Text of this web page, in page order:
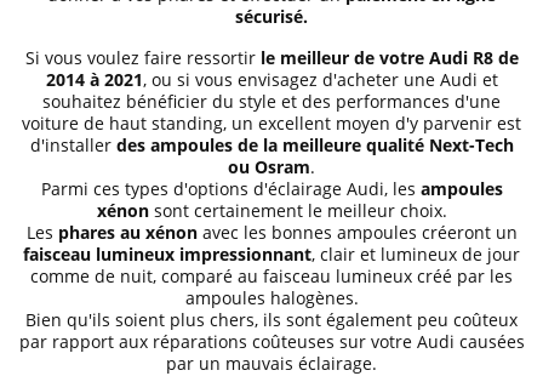
sécurisé.
Si vous voulez faire ressortir le meilleur de votre Audi R8 de
2014 à 2021, ou si vous envisagez d'acheter une Audi et
souhaitez bénéficier du style et des performances d'une
voiture de haut standing, un excellent moyen d'y parvenir est
d'installer des ampoules de la meilleure qualité Next-Tech
ou Osram.
Parmi ces types d'options d'éclairage Audi, les ampoules
xénonsont certainement le meilleur choix.
Les phares au xénonavec les bonnes ampoules créeront un
faisceau lumineux impressionnant, clair et lumineux de jour
comme de nuit, comparé au faisceau lumineux créé par les
ampoules halogènes.
Bien qu'ils soient plus chers, ils sont également peu coûteux
par rapport aux réparations coûteuses sur votre Audi causées
par un mauvais éclairage.